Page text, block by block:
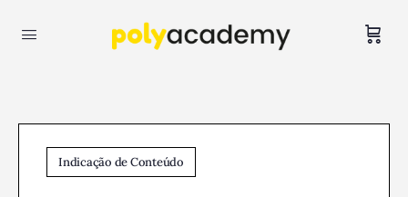
Indicação de Conteúdo